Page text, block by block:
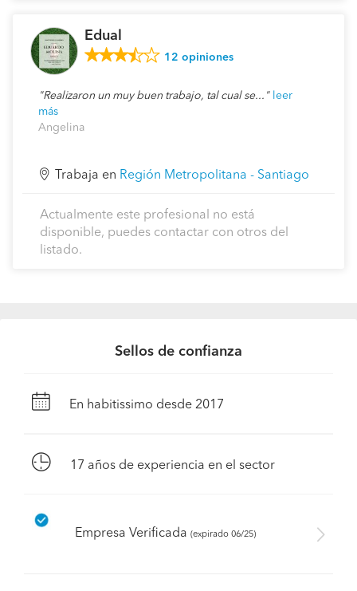
Edual
12 opiniones
Realizaron un muy buen trabajo, tal cual se...
leer
más
Angelina
Trabaja en Región Metropolitana - Santiago
Actualmente este profesional no está
disponible, puedes contactar con otros del
listado.
Sellos de confianza
En habitissimo desde 2017
17 años de experiencia en el sector
Empresa Verificada (expirado 06/25)